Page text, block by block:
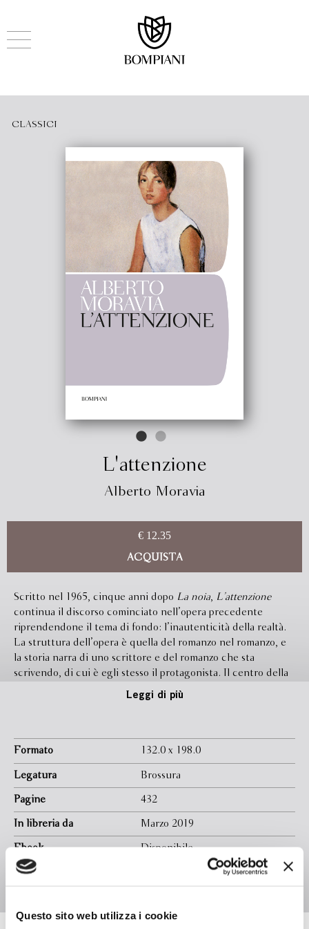
Questo sito web utilizza i cookie
CLASSICI
L'attenzione
Alberto Moravia
€ 12.35
ACQUISTA
Scritto nel 1965, cinque anni dopo La noia, L’attenzione
continua il discorso cominciato nell’opera precedente
riprendendone il tema di fondo: l’inautenticità della realtà.
La struttura dell’opera è quella del romanzo nel romanzo, e
la storia narra di uno scrittore e del romanzo che sta
scrivendo, di cui è egli stesso il protagonista. Il centro della
vicenda è un rapporto incestuoso, o che potrebbe divenire
stessa. Ma quando l’uomo si accinge a rivedere il diario che
dovrebbe costituire la base del romanzo, si accorge di
quanto poco esso rispecchi la realtà che avrebbe voluto
riprodurre. È quasi tentato di rinunciare all’opera quando si
rende conto che il diario steso è già un romanzo, non solo
“per i pochi avvenimenti accaduti, ma anche e soprattutto
per quelli che non erano accaduti affatto e che aveva
Leggi di più
Formato 132.0 x 198.0
Legatura Brossura
Pagine 432
In libreria da Marzo 2019
Ebook Disponibile
Isbn 9788830101272